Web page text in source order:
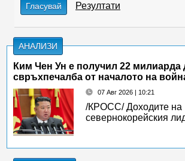
Гласувай Резултати
АНАЛИЗИ
Ким Чен Ун е получил 22 милиарда
свръхпечалба от началото на
07 Авг 2026 | 10:21
/КРОСС/ Доходите на
севернокорейския